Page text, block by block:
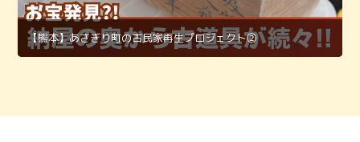
【熊本】あさぎり町の古民家再生プロジェクト②